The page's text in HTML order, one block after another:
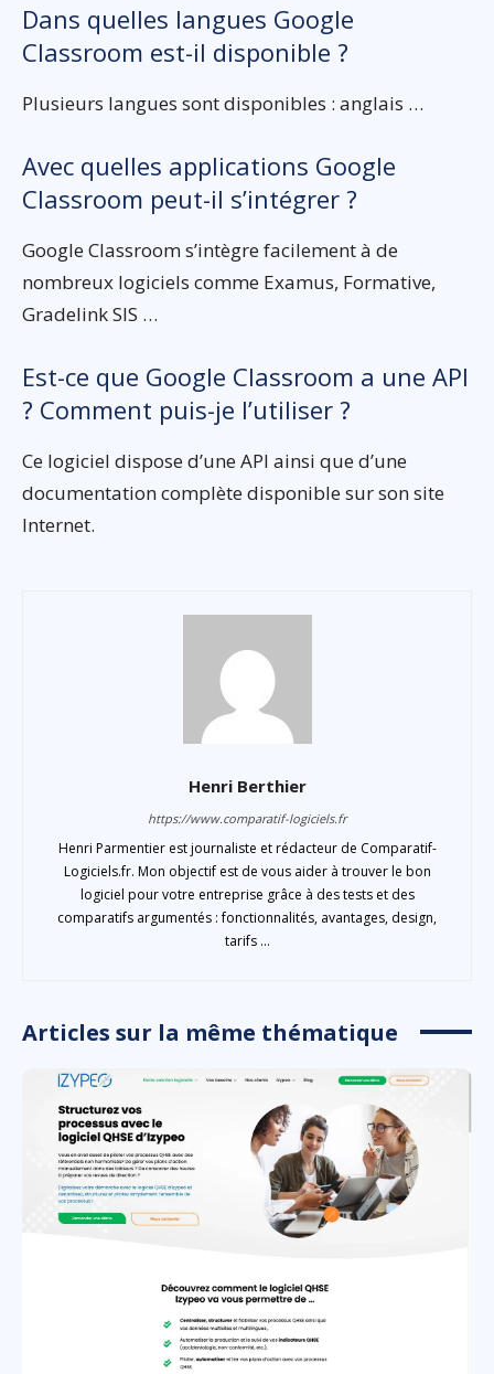
Dans quelles langues Google
Classroom est-il disponible ?
Plusieurs langues sont disponibles : anglais …
Avec quelles applications Google
Classroom peut-il s’intégrer ?
Google Classroom s’intègre facilement à de
nombreux logiciels comme Examus, Formative,
Gradelink SIS …
Est-ce que Google Classroom a une API
? Comment puis-je l’utiliser ?
Ce logiciel dispose d’une API ainsi que d’une
documentation complète disponible sur son site
Internet.
Henri Berthier
https://www.comparatif-logiciels.fr
Henri Parmentier est journaliste et rédacteur de Comparatif-
Logiciels.fr. Mon objectif est de vous aider à trouver le bon
logiciel pour votre entreprise grâce à des tests et des
comparatifs argumentés : fonctionnalités, avantages, design,
tarifs ...
Articles sur la même thématique